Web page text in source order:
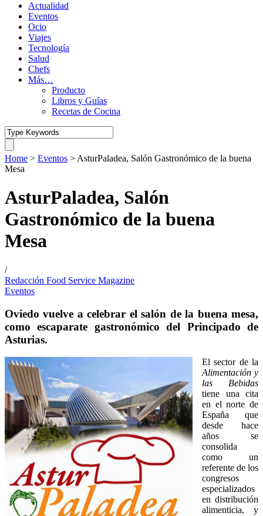
Actualidad
Eventos
Ocio
Viajes
Tecnología
Salud
Chefs
Más…
Producto
Libros y Guías
Recetas de Cocina
Home > Eventos > AsturPaladea, Salón Gastronómico de la buena
Mesa
AsturPaladea, Salón
Gastronómico de la buena
Mesa
/
Redacción Food Service Magazine
Eventos
Oviedo vuelve a celebrar el salón de la buena mesa,
como escaparate gastronómico del Principado de
Asturias.
El sector de la
Alimentación y
las Bebidas
tiene una cita
en el norte de
España que
desde hace
años se
consolida
como un
referente de los
congresos
especializados
en distribución
alimenticia, y